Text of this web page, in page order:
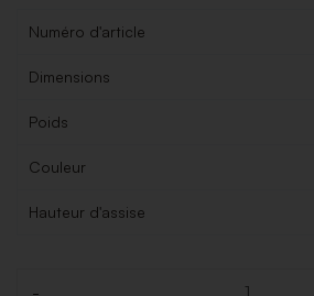
Numéro d'article
Dimensions
Poids
Couleur
Hauteur d'assise